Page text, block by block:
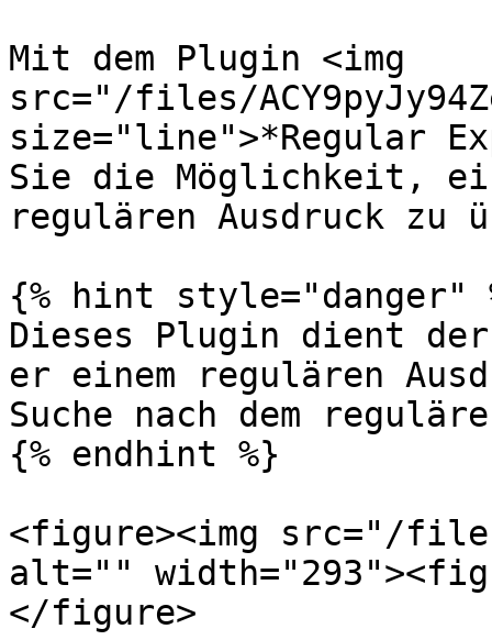
Mit dem Plugin <img
src="/files/
size="line">*Regular
Sie die Möglichkeit,
regulären Ausdruck zu
{% hint style="danger"
Dieses Plugin dient
er einem regulären
Suche nach dem
{% endhint %}
<figure><img src="/files/
alt=""
</figure>